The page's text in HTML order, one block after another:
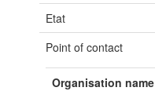
Etat
Point of contact
Organisation name